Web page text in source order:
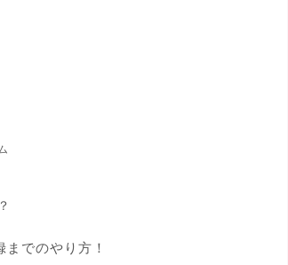
でのやり方！